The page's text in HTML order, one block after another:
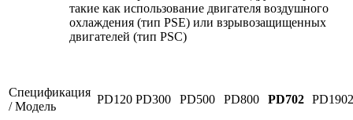
такие как использование двигателя воздушного
охлаждения (тип PSE) или взрывозащищенных
двигателей (тип PSC)
Спецификация
/ Модель
PD120 PD300 PD500 PD800 PD702 PD1902